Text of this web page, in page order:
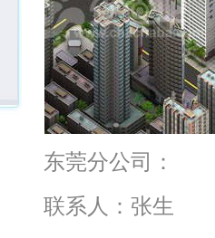
东莞分公司：
联系人：张生